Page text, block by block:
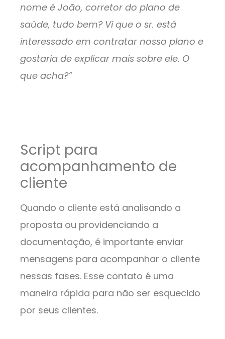
nome é João, corretor do plano de
saúde, tudo bem? Vi que o sr. está
interessado em contratar nosso plano e
gostaria de explicar mais sobre ele. O
que acha?”
Script para
acompanhamento de
cliente
Quando o cliente está analisando a
proposta ou providenciando a
documentação, é importante enviar
mensagens para acompanhar o cliente
nessas fases. Esse contato é uma
maneira rápida para não ser esquecido
por seus clientes.